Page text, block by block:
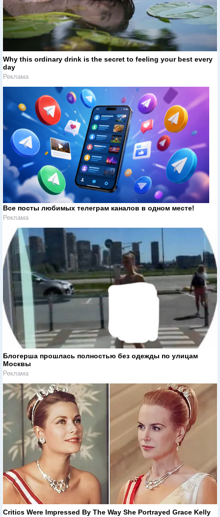
Why this ordinary drink is the secret to feeling your best every
day
Реклама
Все посты любимых телеграм каналов в одном месте!
Реклама
Блогерша прошлась полностью без одежды по улицам
Москвы
Реклама
Critics Were Impressed By The Way She Portrayed Grace Kelly